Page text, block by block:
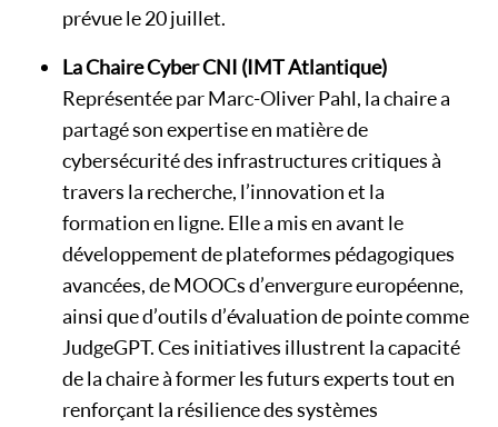
prévue le 20 juillet.
La Chaire Cyber CNI (IMT Atlantique)
Représentée par Marc-Oliver Pahl, la chaire a
partagé son expertise en matière de
cybersécurité des infrastructures critiques à
travers la recherche, l’innovation et la
formation en ligne. Elle a mis en avant le
développement de plateformes pédagogiques
avancées, de MOOCs d’envergure européenne,
ainsi que d’outils d’évaluation de pointe comme
JudgeGPT. Ces initiatives illustrent la capacité
de la chaire à former les futurs experts tout en
renforçant la résilience des systèmes